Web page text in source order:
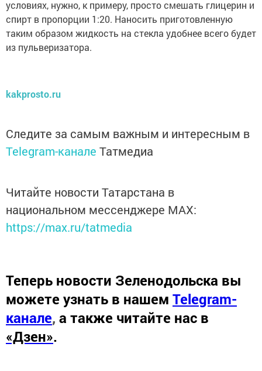
условиях, нужно, к примеру, просто смешать глицерин и
спирт в пропорции 1:20. Наносить приготовленную
таким образом жидкость на стекла удобнее всего будет
из пульверизатора.
kakprosto.ru
Следите за самым важным и интересным в
Telegram-канале Татмедиа
Читайте новости Татарстана в
национальном мессенджере MАХ:
https://max.ru/tatmedia
Теперь новости Зеленодольска вы
можете узнать в нашем Telegram-
канале, а также читайте нас в
«Дзен».